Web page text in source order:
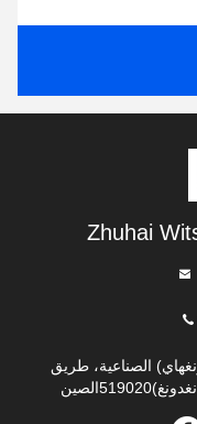
Zhuhai
الصناعية، طريق